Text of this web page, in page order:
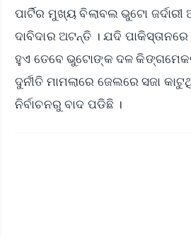
ପାର୍ଟିର ମୁଖ୍ୟ ବିଲାବଲ ଭୁଟୋ
ଦାବିଦାର ଅଟନ୍ତି । ଯଦି
ହୁଏ ତେବେ ଭୁଟୋଙ୍କ ଦଳ
ଦୁର୍ନୀତି ମାମଲାରେ ଜେଲରେ ସଜା
ନିର୍ବାଚନରୁ ବାଦ ପଡିଛି ।